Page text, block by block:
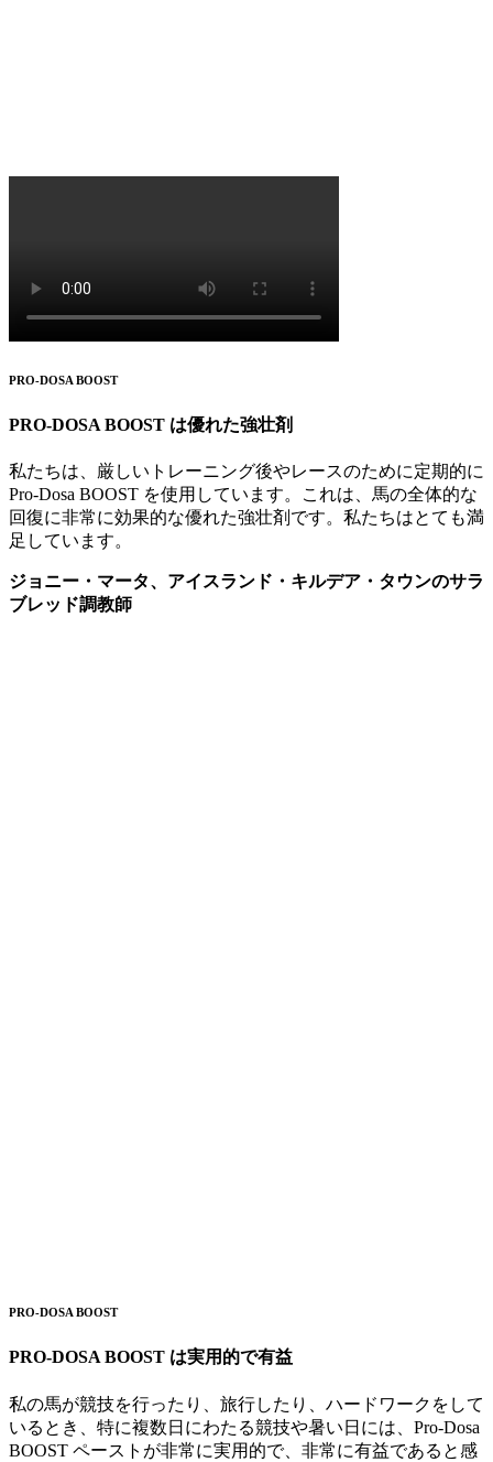
PRO-DOSA BOOST
PRO-DOSA BOOST は優れた強壮剤
私たちは、厳しいトレーニング後やレースのために定期的に
Pro-Dosa BOOST を使用しています。これは、馬の全体的な
回復に非常に効果的な優れた強壮剤です。私たちはとても満
足しています。
ジョニー・マータ、アイスランド・キルデア・タウンのサラ
ブレッド調教師
PRO-DOSA BOOST
PRO-DOSA BOOST は実用的で有益
私の馬が競技を行ったり、旅行したり、ハードワークをして
いるとき、特に複数日にわたる競技や暑い日には、Pro-Dosa
BOOST ペーストが非常に実用的で、非常に有益であると感